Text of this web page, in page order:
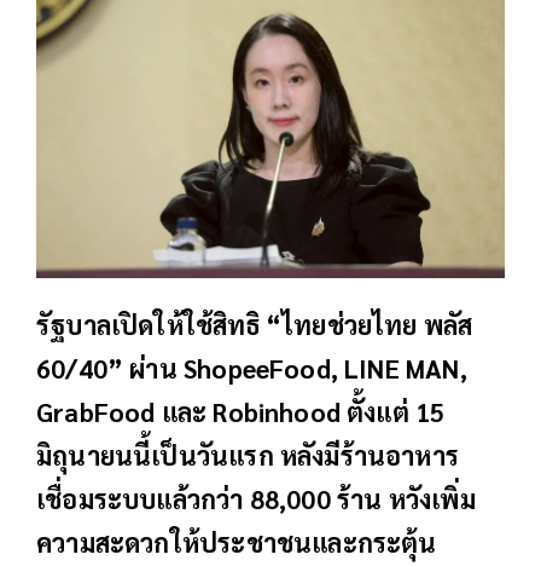
รัฐบาลเปิดให้ใช้สิทธิ “ไทยช่วยไทย พลัส
60/40” ผ่าน ShopeeFood, LINE MAN,
GrabFood และ Robinhood ตั้งแต่ 15
มิถุนายนนี้เป็นวันแรก หลังมีร้านอาหาร
เชื่อมระบบแล้วกว่า 88,000 ร้าน หวังเพิ่ม
ความสะดวกให้ประชาชนและกระตุ้น